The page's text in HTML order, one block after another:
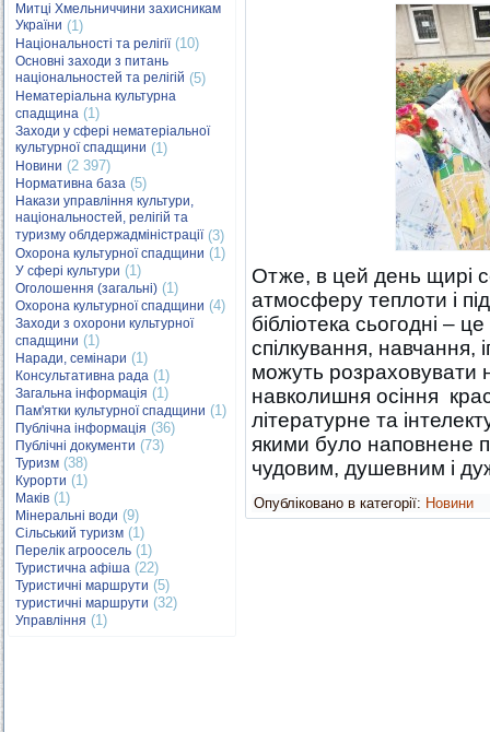
Митці Хмельниччини захисникам
України (1)
Національності та релігії(10)
Основні заходи з питань
національностей та релігій (5)
Нематеріальна культурна
спадщина (1)
Заходи у сфері нематеріальної
культурної спадщини (1)
Новини (2 397)
Нормативна база (5)
Накази управління культури,
національностей, релігій та
туризму облдержадміністрації(3)
Охорона культурної спадщини (1)
У сфері культури (1)
Оголошення (загальні) (1)
Охорона культурної спадщини (4)
Заходи з охорони культурної
спадщини (1)
Наради, семінари (1)
Консультативна рада (1)
Загальна інформація (1)
Пам'ятки культурної спадщини (1)
Публічна інформація (36)
Публічні документи (73)
Туризм (38)
Курорти (1)
Маків (1)
Мінеральні води (9)
Сільський туризм (1)
Перелік агроосель (1)
Туристична афіша (22)
Туристичні маршрути (5)
туристичні маршрути (32)
Управління (1)
Отже, в цей день щирі
атмосферу теплоти і
бібліотека сьогодні –
спілкування, навчання,
можуть розраховувати
навколишня осіння
літературне та
якими було наповнене
чудовим, душевним і
Опубліковано в категорії: Новини